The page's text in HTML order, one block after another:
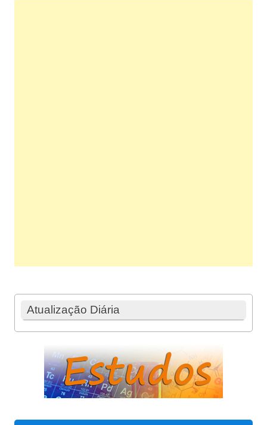
Atualização Diária